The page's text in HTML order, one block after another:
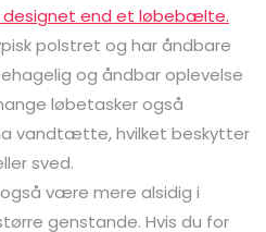
end et løbebælte.
polstret og har åndbare
og åndbar oplevelse
løbetasker også
vandtætte, hvilket beskytter
sved.
være mere alsidig i
genstande. Hvis du for